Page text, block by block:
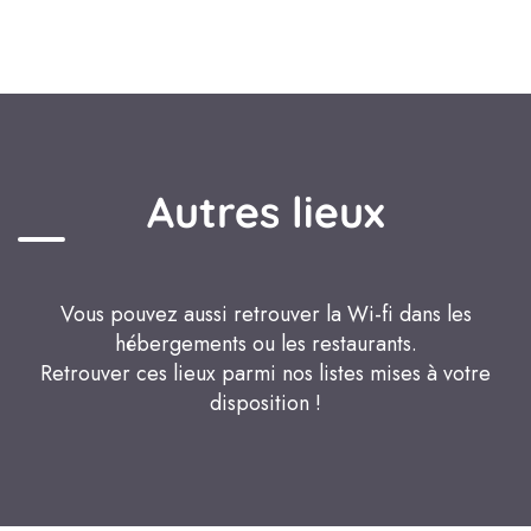
Autres lieux
Vous pouvez aussi retrouver la Wi-fi dans les
hébergements ou les restaurants.
Retrouver ces lieux parmi nos listes mises à votre
disposition !